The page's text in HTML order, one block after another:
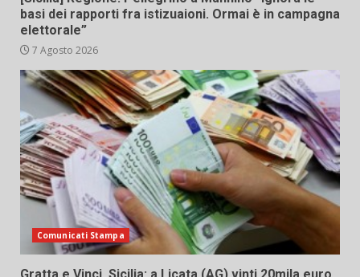
basi dei rapporti fra istizuaioni. Ormai è in campagna
elettorale”
7 Agosto 2026
Comunicati Stampa